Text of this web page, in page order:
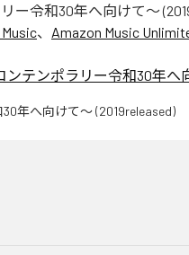
ー令和30年へ向けて〜
Music、 Amazon Music
テンポラリー令和30年へ